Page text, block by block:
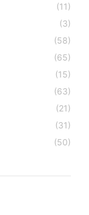
(11)
(3)
(58)
(65)
(15)
(63)
(21)
(31)
(50)